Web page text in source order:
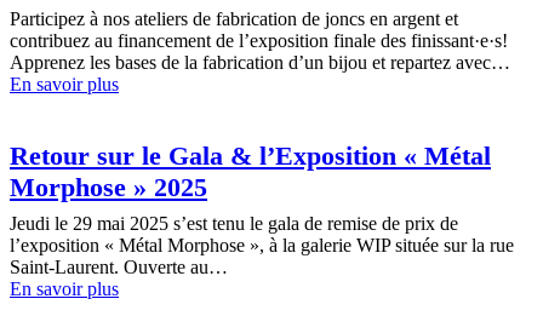
Participez à nos ateliers de fabrication de joncs en argent et
contribuez au financement de l’exposition finale des finissant·e·s!
Apprenez les bases de la fabrication d’un bijou et repartez avec…
En savoir plus
Retour sur le Gala & l’Exposition « Métal
Morphose » 2025
Jeudi le 29 mai 2025 s’est tenu le gala de remise de prix de
l’exposition « Métal Morphose », à la galerie WIP située sur la rue
Saint-Laurent. Ouverte au…
En savoir plus